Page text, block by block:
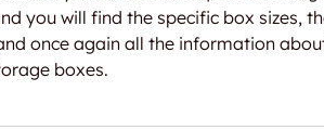
you will find the specific box sizes,
once again all the information
boxes.